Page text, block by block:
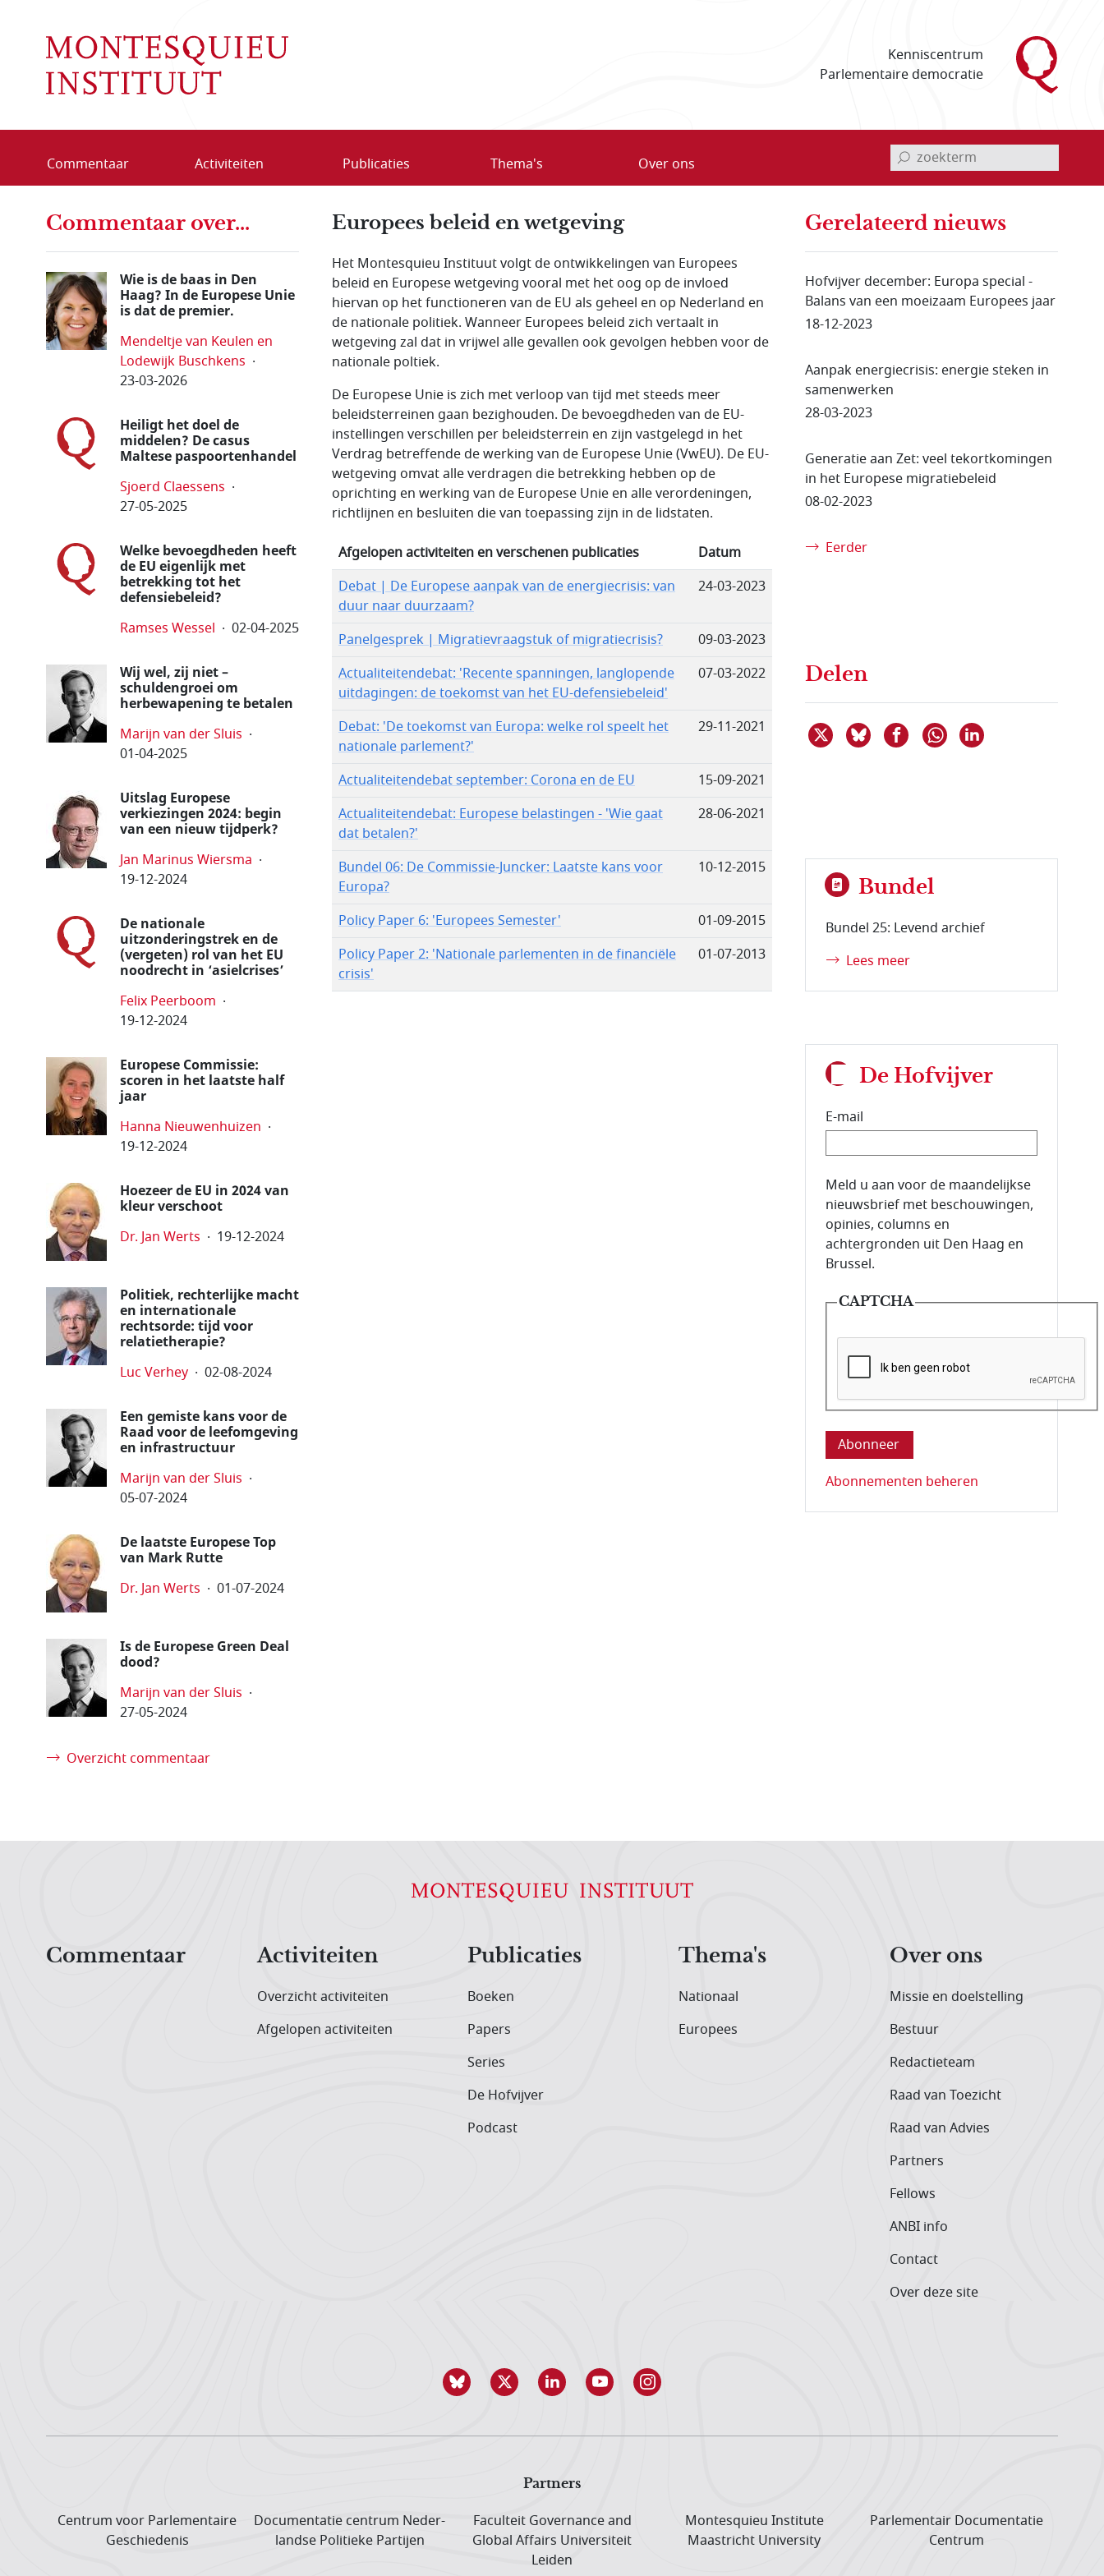
Kenniscentrum
Parlementaire democratie
Commentaar Activiteiten Publicaties Thema's Over ons
invoerveld zoekterm
Europees beleid en wetgeving
Het Montesquieu Instituut volgt de ontwikkelingen van Europees
beleid en Europese wetgeving vooral met het oog op de invloed
hiervan op het functioneren van de EU als geheel en op Nederland en
de nationale politiek. Wanneer Europees beleid zich vertaalt in
wetgeving zal dat in vrijwel alle gevallen ook gevolgen hebben voor de
nationale poltiek.
De Europese Unie is zich met verloop van tijd met steeds meer
beleidsterreinen gaan bezighouden. De bevoegdheden van de EU-
instellingen verschillen per beleidsterrein en zijn vastgelegd in het
Verdrag betreffende de werking van de Europese Unie (VwEU). De EU-
wetgeving omvat alle verdragen die betrekking hebben op de
oprichting en werking van de Europese Unie en alle verordeningen,
richtlijnen en besluiten die van toepassing zijn in de lidstaten.
Afgelopen activiteiten en verschenen publicaties
Datum
Debat | De Europese aanpak van de energiecrisis: van
duur naar duurzaam?
24-03-2023
Panelgesprek | Migratievraagstuk of migratiecrisis?
09-03-2023
Actualiteitendebat: 'Recente spanningen, langlopende
uitdagingen: de toekomst van het EU-defensiebeleid'
07-03-2022
Debat: 'De toekomst van Europa: welke rol speelt het
nationale parlement?'
29-11-2021
Actualiteitendebat september: Corona en de EU
15-09-2021
Actualiteitendebat: Europese belastingen - 'Wie gaat
dat betalen?'
28-06-2021
Bundel 06: De Commissie-Juncker: Laatste kans voor
Europa?
10-12-2015
Policy Paper 6: 'Europees Semester'
01-09-2015
Policy Paper 2: 'Nationale parlementen in de financiële
crisis'
01-07-2013
Commentaar over...
Wie is de baas in Den
Haag? In de Europese Unie
is dat de premier.
Mendeltje van Keulen en
Lodewijk Buschkens
23-03-2026
Heiligt het doel de
middelen? De casus
Maltese paspoorten­handel
Sjoerd Claessens
27-05-2025
Welke bevoegdheden heeft
de EU eigenlijk met
betrekking tot het
defensiebeleid?
Ramses Wessel 02-04-2025
Wij wel, zij niet –
schuldengroei om
herbewapening te betalen
Marijn van der Sluis
01-04-2025
Uitslag Europese
verkiezingen 2024: begin
van een nieuw tijdperk?
Jan Marinus Wiersma
19-12-2024
De nationale
uitzonderingstrek en de
(vergeten) rol van het EU
noodrecht in ‘asielcrises’
Felix Peerboom
19-12-2024
Europese Commissie:
scoren in het laatste half
jaar
Hanna Nieuwenhuizen
19-12-2024
Hoezeer de EU in 2024 van
kleur verschoot
Dr. Jan Werts 19-12-2024
Politiek, rechterlijke macht
en internationale
rechtsorde: tijd voor
relatietherapie?
Luc Verhey 02-08-2024
Een gemiste kans voor de
Raad voor de leefomgeving
en infrastructuur
Marijn van der Sluis
05-07-2024
De laatste Europese Top
van Mark Rutte
Dr. Jan Werts 01-07-2024
Is de Europese Green Deal
dood?
Marijn van der Sluis
27-05-2024
Overzicht commentaar
Gerelateerd nieuws
Hofvijver december: Europa special -
Balans van een moeizaam Europees jaar
18-12-2023
Aanpak energiecrisis: energie steken in
samenwerken
28-03-2023
Generatie aan Zet: veel tekortkomingen
in het Europese migratiebeleid
08-02-2023
Eerder
Delen
Deel dit item op X
Deel dit item op Bluesky
Deel dit item op Facebook
Delen via WhatsApp
Bundel
Bundel 25: Levend archief
Lees meer
De Hofvijver
E-mail
E-mailadres van de abonnee.
Meld u aan voor de maandelijkse
nieuwsbrief met beschouwingen,
opinies, columns en
achtergronden uit Den Haag en
Brussel.
CAPTCHA
Deze vraag is om te controleren dat u
Abonnementen beheren
Commentaar
Activiteiten
Overzicht activiteiten
Afgelopen activiteiten
Publicaties
Boeken
Papers
Series
De Hofvijver
Podcast
Thema's
Nationaal
Europees
Over ons
Missie en doelstelling
Bestuur
Redactieteam
Raad van Toezicht
Raad van Advies
Partners
Fellows
ANBI info
Contact
Over deze site
Partners
Centrum voor Parlementaire
Geschiedenis
Documentatie centrum Neder­
landse Politieke Partijen
Faculteit Governance and
Global Affairs Universiteit
Leiden
Montesquieu Institute
Maastricht University
Parlementair Documentatie
Centrum